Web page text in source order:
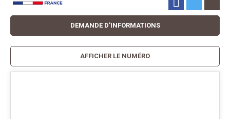
DEMANDE D'INFORMATIONS
AFFICHER LE NUMÉRO